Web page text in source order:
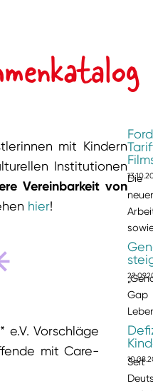
mit Kindern
Institutionen
Vereinbarkeit von
hier!
Vorschläge
mit Care-
Die